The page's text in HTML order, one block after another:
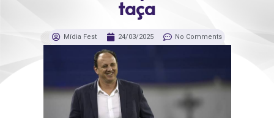
taça
Mídia Fest 24/03/2025 No Comments